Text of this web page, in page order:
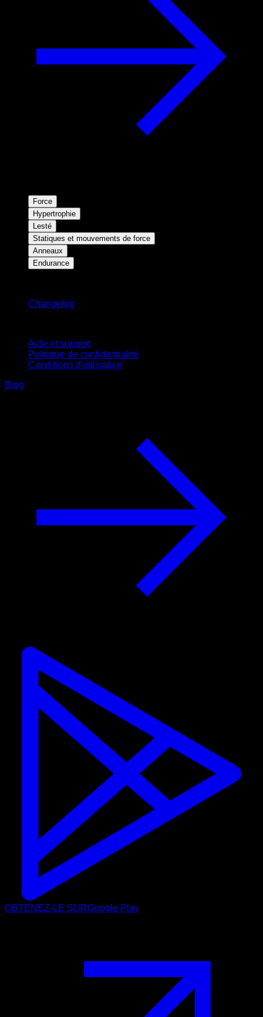
Force
Hypertrophie
Lesté
Statiques et mouvements de force
Anneaux
Endurance
Changelog
Aide et support
Politique de confidentialité
Conditions d'utilisation
Blog
OBTENEZ-LE SURGoogle Play